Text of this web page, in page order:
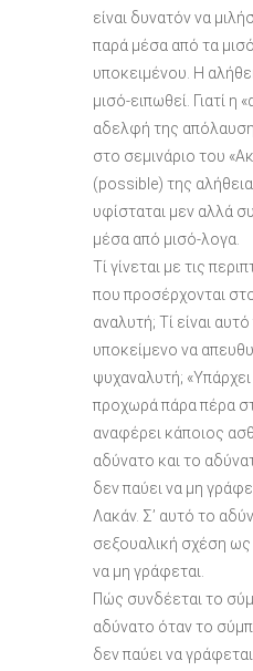
είναι δυνατόν να
παρά μέσα από τα
υποκειμένου. Η
μισό-ειπωθεί. Γιατί η
αδελφή της
στο σεμινάριο του
(possible) της
υφίσταται μεν αλλά
μέσα από μισό-λογα.
Τί γίνεται με τις
που προσέρχονται
αναλυτή; Τί είναι
υποκείμενο να
ψυχαναλυτή;
προχωρά πάρα πέρα
αναφέρει κάποιος
αδύνατο και το
δεν παύει να μη
Λακάν. Σ’ αυτό το
σεξουαλική σχέση ως
να μη γράφεται.
Πώς συνδέεται το
αδύνατο όταν το
δεν παύει να